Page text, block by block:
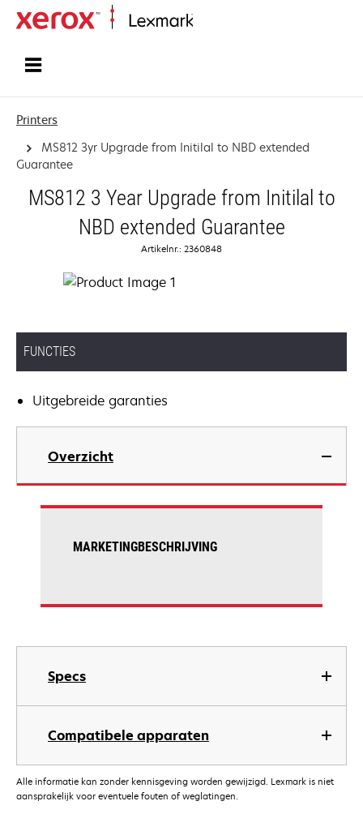
Printers
MS812 3yr Upgrade from Initilal to NBD extended
Guarantee
MS812 3 Year Upgrade from Initilal to
NBD extended Guarantee
Artikelnr.: 2360848
FUNCTIES
Uitgebreide garanties
Overzicht
Specs
Compatibele apparaten
MARKETINGBESCHRIJVING
Alle informatie kan zonder kennisgeving worden gewijzigd. Lexmark is niet
aansprakelijk voor eventuele fouten of weglatingen.